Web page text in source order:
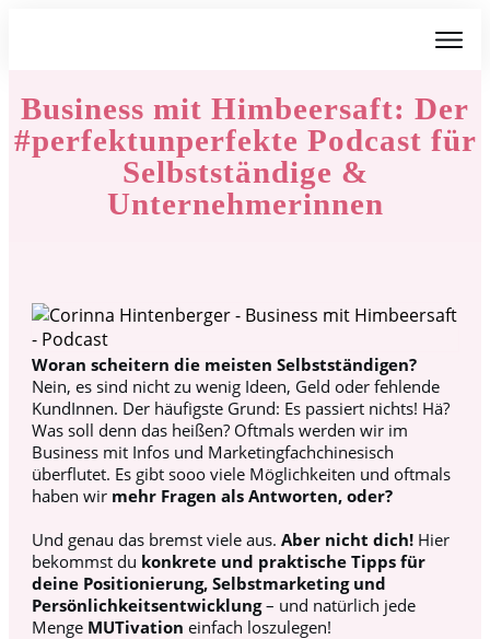
Business mit Himbeersaft: Der
#perfektunperfekte Podcast für
Selbstständige &
Unternehmerinnen
Woran scheitern die meisten Selbstständigen?
Nein, es sind nicht zu wenig Ideen, Geld oder fehlende
KundInnen. Der häufigste Grund: Es passiert nichts! Hä?
Was soll denn das heißen? Oftmals werden wir im
Business mit Infos und Marketingfachchinesisch
überflutet. Es gibt sooo viele Möglichkeiten und oftmals
haben wir mehr Fragen als Antworten, oder?
Und genau das bremst viele aus. Aber nicht dich! Hier
bekommst du konkrete und praktische Tipps für
deine Positionierung, Selbstmarketing und
Persönlichkeitsentwicklung– und natürlich jede
Menge MUTivation einfach loszulegen!